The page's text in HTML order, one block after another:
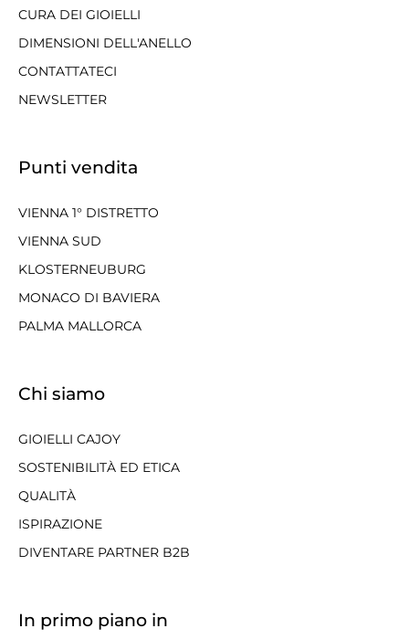
CURA DEI GIOIELLI
DIMENSIONI DELL'ANELLO
CONTATTATECI
NEWSLETTER
Punti vendita
VIENNA 1° DISTRETTO
VIENNA SUD
KLOSTERNEUBURG
MONACO DI BAVIERA
PALMA MALLORCA
Chi siamo
GIOIELLI CAJOY
SOSTENIBILITÀ ED ETICA
QUALITÀ
ISPIRAZIONE
DIVENTARE PARTNER B2B
In primo piano in